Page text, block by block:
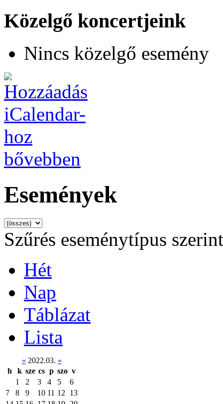
Közelgő koncertjeink
Nincs közelgő esemény
bővebben
Események
Szűrés eseménytípus szerint
Hét
Nap
Táblázat
Lista
« 2022.03. »
h
k sze cs p szo v
1
2 3 4 5
6
7
8 9 10 11 12
13